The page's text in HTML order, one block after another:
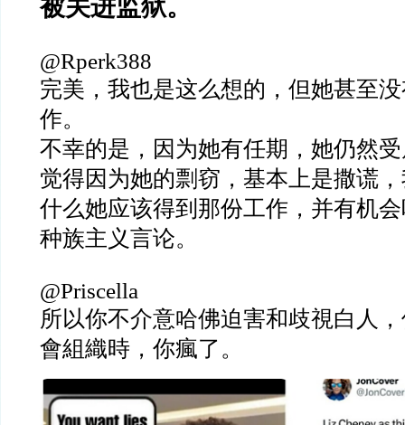
被关进监狱。
@Rperk388
完美，我也是这么想的，但她甚至
作。
不幸的是，因为她有任期，她仍然
觉得因为她的剽窃，基本上是撒谎
什么她应该得到那份工作，并有机
种族主义言论。
@Priscella
所以你不介意哈佛迫害和歧視白人
會組織時，你瘋了。